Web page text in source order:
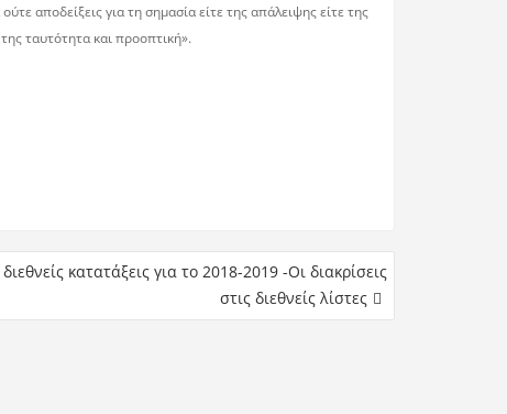
αποδείξεις για τη σημασία είτε της απάλειψης είτε της
ταυτότητα και προοπτική».
κατατάξεις για το 2018-2019 -Οι διακρίσεις
στις διεθνείς λίστες